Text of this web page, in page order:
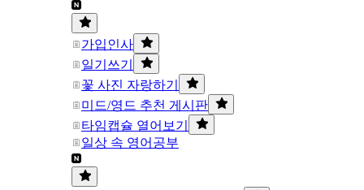
가입인사
일기쓰기
꽃 사진 자랑하기
미드/영드 추천 게시판
타임캡슐 열어보기
일상 속 영어공부